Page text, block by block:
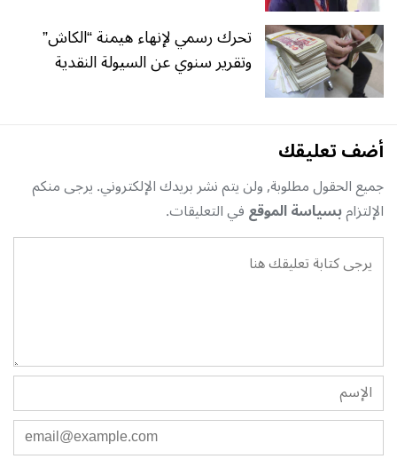
تحرك رسمي لإنهاء هيمنة “الكاش”
وتقرير سنوي عن السيولة النقدية
أضف تعليقك
جميع الحقول مطلوبة, ولن يتم نشر بريدك الإلكتروني. يرجى منكم
الإلتزامبسياسة الموقعفي التعليقات.